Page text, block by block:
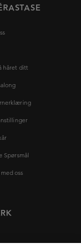
håret ditt
Spørsmål
oss